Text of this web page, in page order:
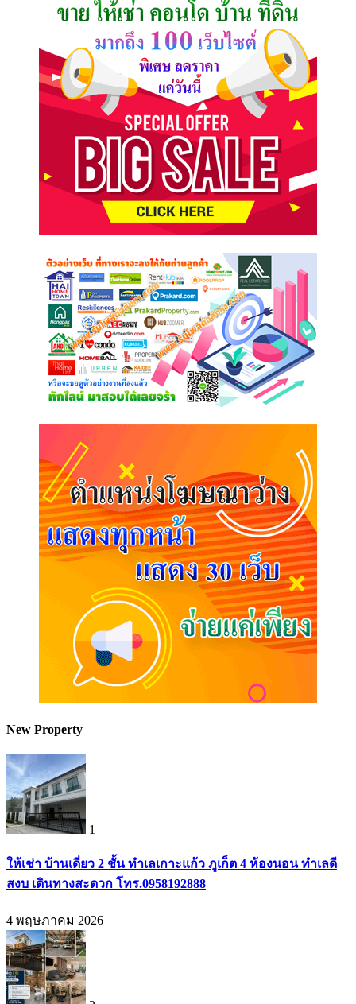
New Property
1
ให้เช่า บ้านเดี่ยว 2 ชั้น ทำเลเกาะแก้ว ภูเก็ต 4 ห้องนอน ทำเลดี
สงบ เดินทางสะดวก โทร.0958192888
4 พฤษภาคม 2026